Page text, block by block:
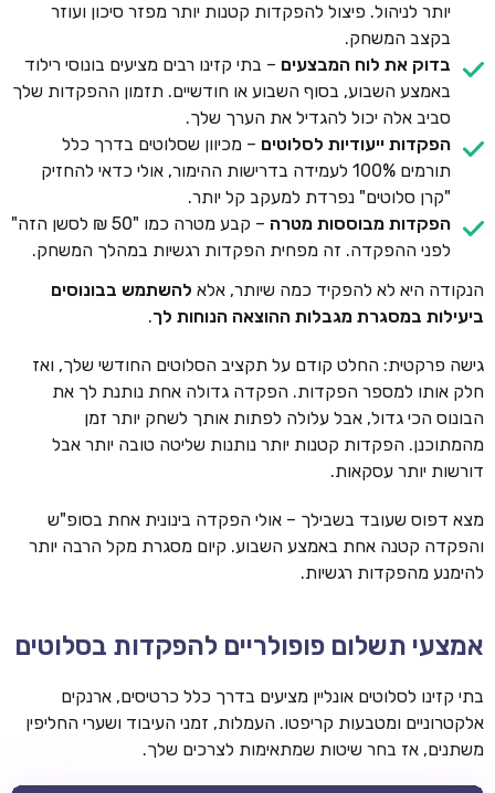
יותר לניהול. פיצול להפקדות קטנות יותר מפזר סיכון ועוזר
בקצב המשחק.
בדוק את לוח המבצעים – בתי קזינו רבים מציעים בונוסי רילוד
באמצע השבוע, בסוף השבוע או חודשיים. תזמון ההפקדות שלך
סביב אלה יכול להגדיל את הערך שלך.
הפקדות ייעודיות לסלוטים – מכיוון שסלוטים בדרך כלל
תורמים 100% לעמידה בדרישות ההימור, אולי כדאי להחזיק
"קרן סלוטים" נפרדת למעקב קל יותר.
הפקדות מבוססות מטרה
– קבע מטרה כמו "50 ₪ לסשן הזה"
לפני ההפקדה. זה מפחית הפקדות רגשיות במהלך המשחק.
הנקודה היא לא להפקיד כמה שיותר, אלא להשתמש בבונוסים
ביעילות במסגרת מגבלות ההוצאה הנוחות לך.
גישה פרקטית: החלט קודם על תקציב הסלוטים החודשי שלך, ואז
חלק אותו למספר הפקדות. הפקדה גדולה אחת נותנת לך את
הבונוס הכי גדול, אבל עלולה לפתות אותך לשחק יותר זמן
מהמתוכנן. הפקדות קטנות יותר נותנות שליטה טובה יותר אבל
דורשות יותר עסקאות.
מצא דפוס שעובד בשבילך – אולי הפקדה בינונית אחת בסופ"ש
והפקדה קטנה אחת באמצע השבוע. קיום מסגרת מקל הרבה יותר
להימנע מהפקדות רגשיות.
אמצעי תשלום פופולריים להפקדות בסלוטים
בתי קזינו לסלוטים אונליין מציעים בדרך כלל כרטיסים, ארנקים
אלקטרוניים ומטבעות קריפטו. העמלות, זמני העיבוד ושערי החליפין
משתנים, אז בחר שיטות שמתאימות לצרכים שלך.